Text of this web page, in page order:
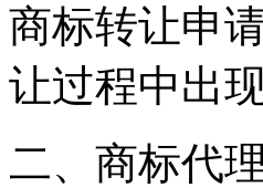
商标转让申
让过程中出
二、商标代